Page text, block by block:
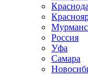
Россия
Уфа
Самара